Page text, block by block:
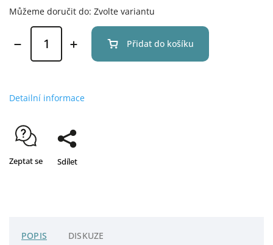
Můžeme doručit do: Zvolte variantu
Přidat do košíku
Detailní informace
Zeptat se Sdílet
POPIS DISKUZE